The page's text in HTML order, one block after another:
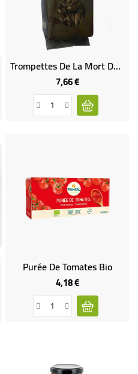
Trompettes De La Mort Déshydratés Bio
7,66 €Prix
Purée De Tomates Bio
4,18 €Prix